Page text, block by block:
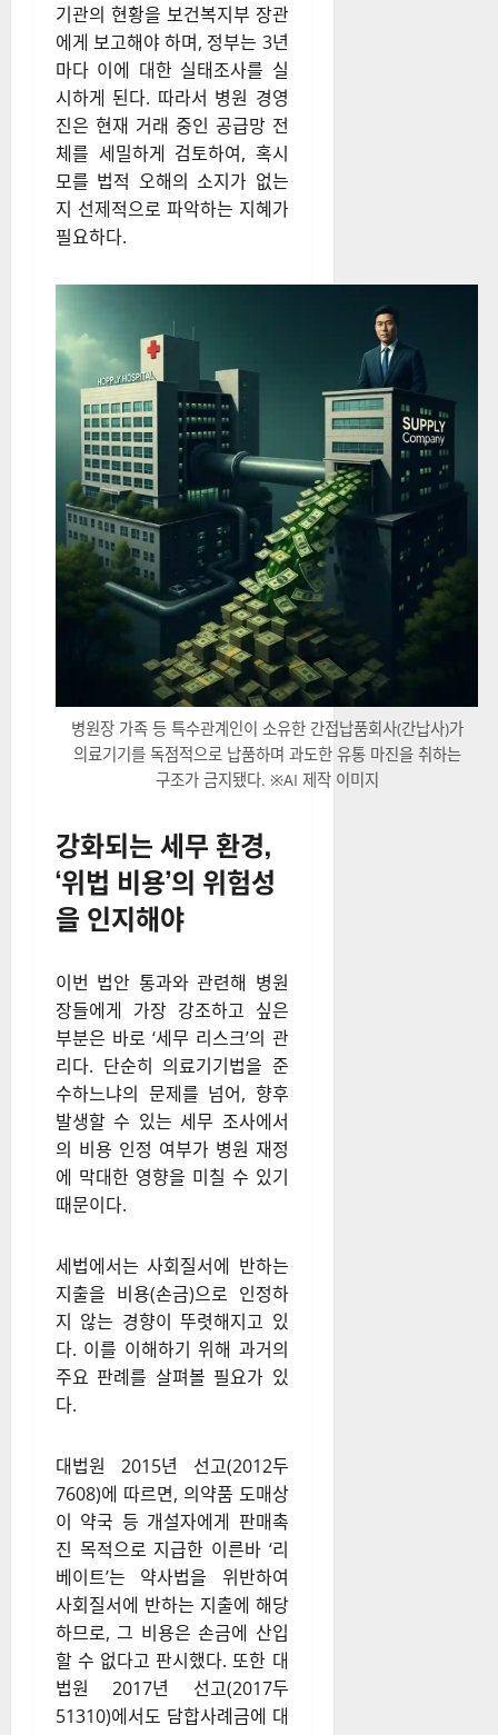
기관의 현황을 보건복지부 장관
에게 보고해야 하며, 정부는 3년
마다 이에 대한 실태조사를 실
시하게 된다. 따라서 병원 경영
진은 현재 거래 중인 공급망 전
체를 세밀하게 검토하여, 혹시
모를 법적 오해의 소지가 없는
지 선제적으로 파악하는 지혜가
필요하다.
병원장 가족 등 특수관계인이 소유한 간접납품회사(간납사)가
의료기기를 독점적으로 납품하며 과도한 유통 마진을 취하는
구조가 금지됐다. ※AI 제작 이미지
강화되는 세무 환경,
‘위법 비용’의 위험성
을 인지해야
이번 법안 통과와 관련해 병원
장들에게 가장 강조하고 싶은
부분은 바로 ‘세무 리스크’의 관
리다. 단순히 의료기기법을 준
수하느냐의 문제를 넘어, 향후
발생할 수 있는 세무 조사에서
의 비용 인정 여부가 병원 재정
에 막대한 영향을 미칠 수 있기
때문이다.
세법에서는 사회질서에 반하는
지출을 비용(손금)으로 인정하
지 않는 경향이 뚜렷해지고 있
다. 이를 이해하기 위해 과거의
주요 판례를 살펴볼 필요가 있
다.
대법원 2015년 선고(2012두
7608)에 따르면, 의약품 도매상
이 약국 등 개설자에게 판매촉
진 목적으로 지급한 이른바 ‘리
베이트’는 약사법을 위반하여
사회질서에 반하는 지출에 해당
하므로, 그 비용은 손금에 산입
할 수 없다고 판시했다. 또한 대
법원 2017년 선고(2017두
51310)에서도 담합사례금에 대